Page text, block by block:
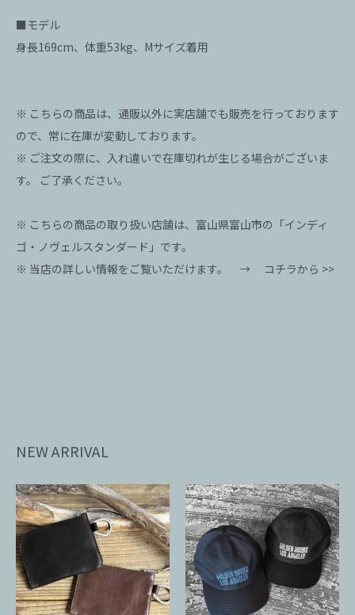
■モデル
身長169cm、体重53kg、Mサイズ着用
※ こちらの商品は、通販以外に実店舗でも販売を行っております
ので、常に在庫が変動しております。
※ ご注文の際に、入れ違いで在庫切れが生じる場合がございま
す。 ご了承ください。
※ こちらの商品の取り扱い店舗は、富山県富山市の「インディ
ゴ・ノヴェルスタンダード」です。
※ 当店の詳しい情報をご覧いただけます。 → コチラから >>
NEW ARRIVAL